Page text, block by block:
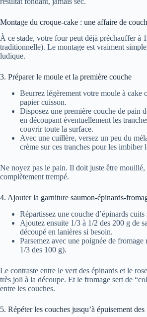
Montage du croque-cake : une affaire de
À ce stade, votre four peut déjà préchauffer à
traditionnelle). Le montage est vraiment
ludique.
3. Préparer le moule et la première couche
Beurrez légèrement votre moule à cake
papier cuisson.
Disposez une première couche de pain
en découpant éventuellement les
couvrir toute la surface.
Avec une cuillère, versez un peu du
crème sur ces tranches pour les imbiber
Ne noyez pas le pain. Il doit juste être mouillé,
complètement trempé.
4. Ajouter la garniture saumon-épinards-
Répartissez une couche d’épinards cuits
Ajoutez ensuite 1/3 à 1/2 des 200 g de
découpé en lanières si besoin.
Parsemez avec une poignée de fromage
1/3 des 100 g).
Le contraste entre le vert des épinards et le
très joli à la découpe. Et le fromage sert de
entre les couches.
5. Répéter les couches jusqu’à épuisement